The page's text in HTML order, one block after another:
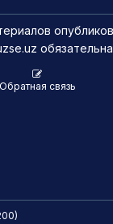
Обратная связь